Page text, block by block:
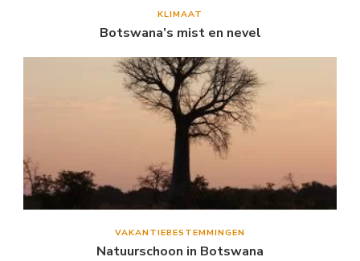
KLIMAAT
Botswana’s mist en nevel
VAKANTIEBESTEMMINGEN
Natuurschoon in Botswana